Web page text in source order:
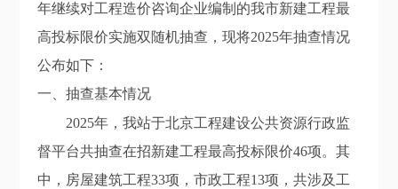
年继续对工程造价咨询企业编制的我市新建工程最
高投标限价实施双随机抽查，现将2025年抽查情况
公布如下：
一、抽查基本情况
2025年，我站于北京工程建设公共资源行政监
督平台共抽查在招新建工程最高投标限价46项。其
中，房屋建筑工程33项，市政工程13项，共涉及工